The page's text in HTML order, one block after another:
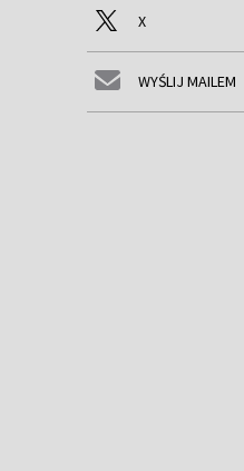
X
WYŚLIJ MAILEM